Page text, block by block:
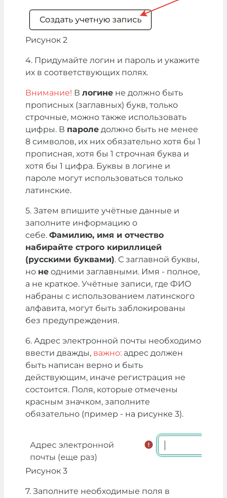
Рисунок 2
4. Придумайте логин и пароль и укажите
их в соответствующих полях.
Внимание! В логине не должно быть
прописных (заглавных) букв, только
строчные, можно также использовать
цифры. В пароле должно быть не менее
8 символов, их них обязательно хотя бы 1
прописная, хотя бы 1 строчная буква и
хотя бы 1 цифра. Буквы в логине и
пароле могут использоваться только
латинские.
5. Затем впишите учётные данные и
заполните информацию о
себе. Фамилию, имя и отчество
набирайте строго кириллицей
(русскими буквами). С заглавной буквы,
но не одними заглавными. Имя - полное,
а не краткое. Учётные записи, где ФИО
набраны с использованием латинского
алфавита, могут быть заблокированы
без предупреждения.
6. Адрес электронной почты необходимо
ввести дважды, важно: адрес должен
быть написан верно и быть
действующим, иначе регистрация не
состоится. Поля, которые отмечены
красным значком, заполните
обязательно (пример - на рисунке 3).
Рисунок 3
7. Заполните необходимые поля в